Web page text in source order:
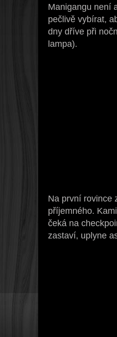
Manigangu není
pečlivě vybírat,
dny dříve při
lampa).
Na první rovince
příjemného.
čeká na
zastaví, uplyne